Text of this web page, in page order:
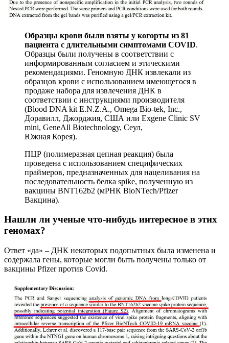
Образцы крови были взяты у когорты из 81
пациента с длительными симптомами COVID.
Образцы были получены в соответствии с
информированным согласием и этическими
рекомендациями. Геномную ДНК извлекали из
образцов крови с использованием имеющегося в
продаже набора для извлечения ДНК в
соответствии с инструкциями производителя
(Blood DNA kit E.N.Z.A., Omega Bio-tek, Inc.,
Доравилл, Джорджия, США или Exgene Clinic SV
mini, GeneAll Biotechnology, Сеул,
Южная Корея).
ПЦР (полимеразная цепная реакция) была
проведена с использованием специфических
праймеров, предназначенных для нацеливания на
последовательность белка spike, полученную из
вакцины BNT162b2 (мРНК BioNTech/Pfizer
Вакцина).
Нашли ли ученые что-нибудь интересное в этих
геномах?
Ответ «да» – ДНК некоторых подопытных была изменена и
содержала гены, которые могли быть получены только от
вакцины Pfizer против Covid.